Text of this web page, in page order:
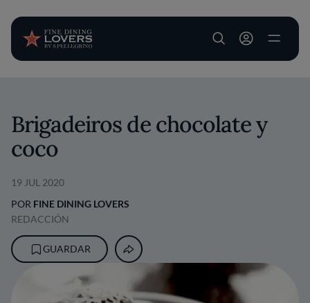
User account
Brigadeiros de chocolate y
coco
19 JUL 2020
POR FINE DINING LOVERS
REDACCIÓN
GUARDAR